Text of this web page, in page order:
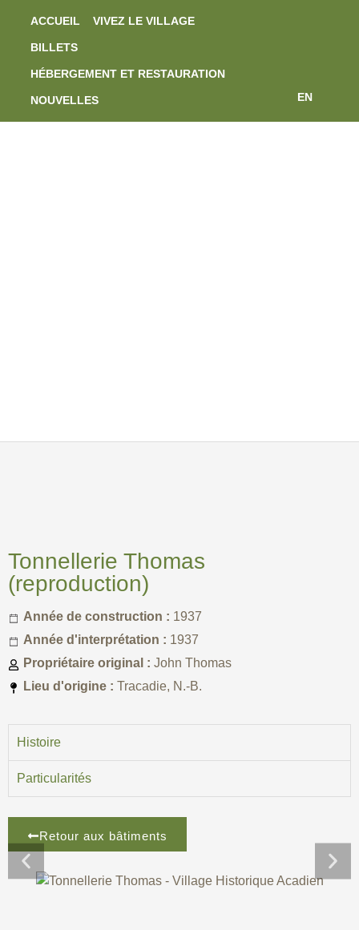
ACCUEIL VIVEZ LE VILLAGE
BILLETS
HÉBERGEMENT ET RESTAURATION
NOUVELLES EN
Tonnellerie Thomas
(reproduction)
Année de construction : 1937
Année d'interprétation : 1937
Propriétaire original : John Thomas
Lieu d'origine : Tracadie, N.-B.
Histoire
Particularités
Retour aux bâtiments